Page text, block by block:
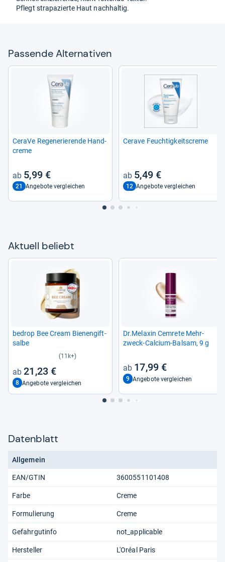
Pflegt stra­pa­zierte Haut nach­hal­tig.
Pas­sende Alter­na­ti­ven
CeraVe Rege­ne­rie­rende Hand­
creme
5,99 €
21 Angebote vergleichen
Cerave Feuch­tig­keit­s­creme
5,49 €
12 Angebote vergleichen
Aktu­ell beliebt
bedrop Bee Cream Bie­nen­gift­
salbe
(11k+)
21,23 €
8 Angebote vergleichen
Dr.Mela­xin Cem­rete Mehr­
zweck-​Cal­cium-​Bal­sam, 9 g
17,99 €
9 Angebote vergleichen
Datenblatt
Allgemein
EAN/GTIN 3600551101408
Farbe Creme
Formulierung Creme
Gefahrgutinfo not_applicable
Hersteller L'Oréal Paris